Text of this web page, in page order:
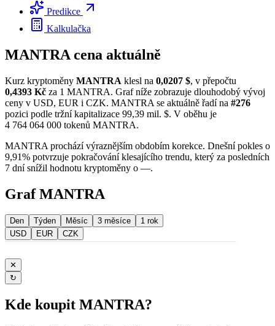
Predikce
Kalkulačka
MANTRA cena aktuálně
Kurz kryptoměny MANTRA klesl na 0,0207 $, v přepočtu
0,4393 Kč za 1 MANTRA. Graf níže zobrazuje dlouhodobý vývoj
ceny v USD, EUR i CZK. MANTRA se aktuálně řadí na #276
pozici podle tržní kapitalizace 99,39 mil. $. V oběhu je
4 764 064 000 tokenů MANTRA.
MANTRA prochází výraznějším obdobím korekce. Dnešní pokles o
9,91% potvrzuje pokračování klesajícího trendu, který za posledních
7 dní snížil hodnotu kryptoměny o —.
Graf MANTRA
Den Týden Měsíc 3 měsíce
1 rok
USD
EUR CZK
✕
↻
Kde koupit MANTRA?